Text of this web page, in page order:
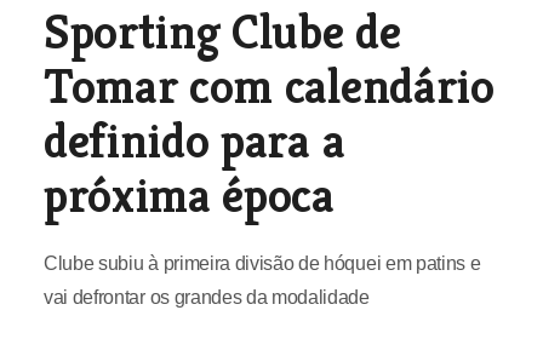
Sporting Clube de
Tomar com calendário
definido para a
próxima época
Clube subiu à primeira divisão de hóquei em patins e
vai defrontar os grandes da modalidade